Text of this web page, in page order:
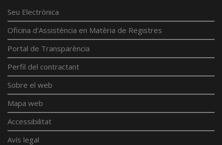
Seu Electrònica
Oficina d'Assistència en Matèria de Registres
Portal de Transparència
Perfil del contractant
Sobre el web
Mapa web
Accessibilitat
Avís legal